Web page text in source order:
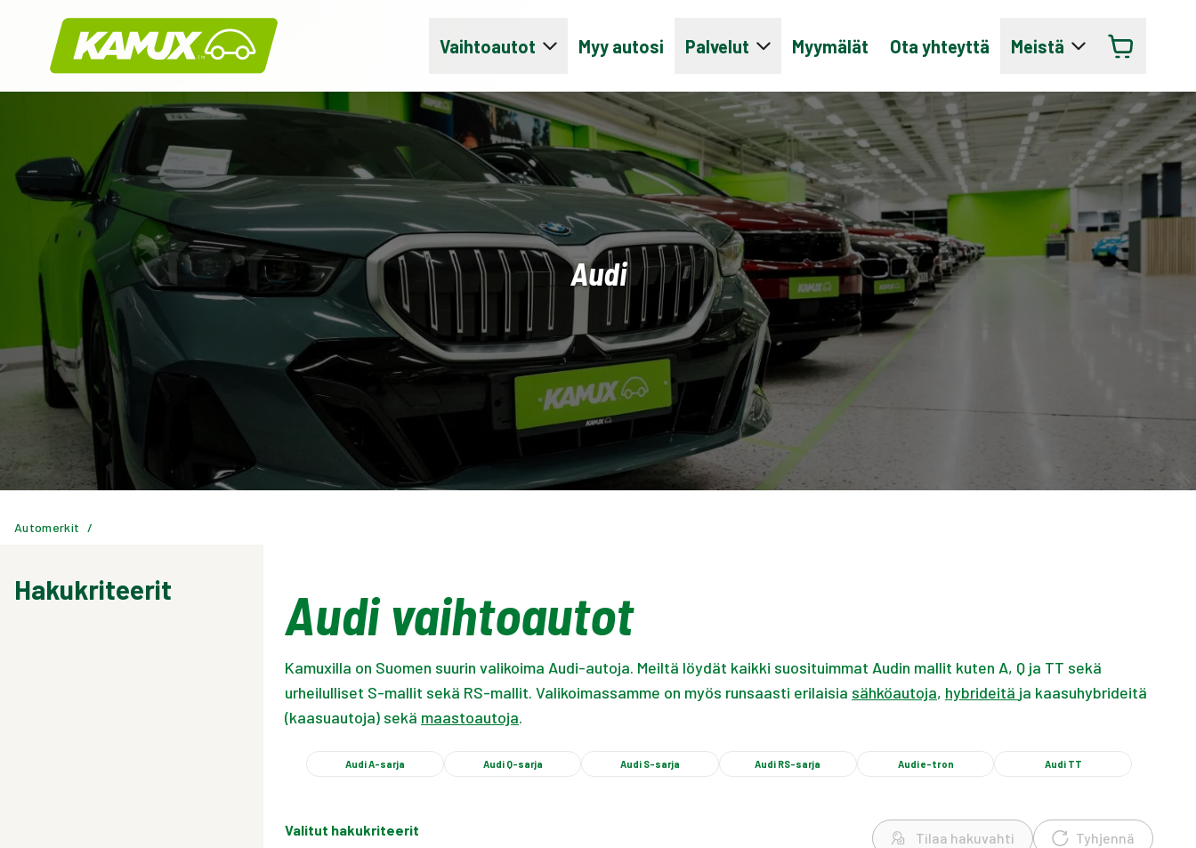
Kamux
Vaihtoautot Myy autosi Palvelut Myymälät Ota yhteyttä Meistä
Audi
Automerkit /
Hakukriteerit Audi vaihtoautot
Kamuxilla on Suomen suurin valikoima Audi-autoja. Meiltä löydät kaikki suosituimmat Audin mallit kuten A, Q ja TT sekä
urheilulliset S-mallit sekä RS-mallit. Valikoimassamme on myös runsaasti erilaisia sähköautoja, hybrideitä ja kaasuhybrideitä
(kaasuautoja) sekä maastoautoja.
Audi A-sarja Audi Q-sarja Audi S-sarja Audi RS-sarja Audi e-tron Audi TT
Valitut hakukriteerit Tilaa hakuvahti Tyhjennä